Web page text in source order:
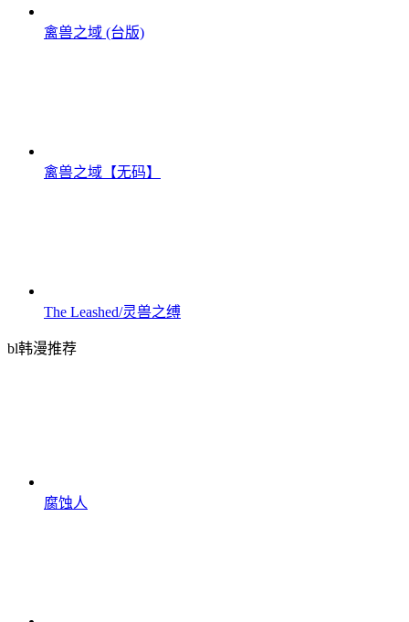
禽兽之域 (台版)
禽兽之域【无码】
The Leashed/灵兽之缚
bl韩漫推荐
腐蚀人